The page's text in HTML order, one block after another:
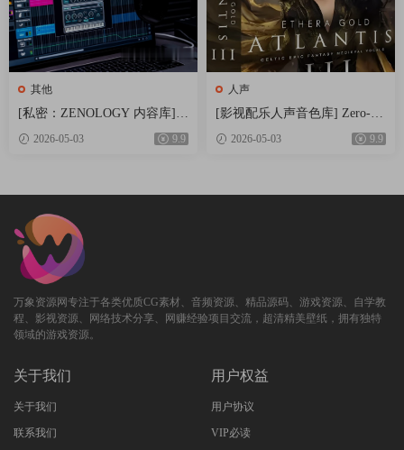
Multi-sampled Electric Guitars
MICRON FRETS includes samples of several electric guitar, each
with distinct articulations and techniques which suit best the sound.
amplifier sound and effects (Compressor or Eq) baked in. Each
Muted pick), and several velocity layers, from soft ghost notes to
sustains (except for the short staccato sound source). All guitars will
respond to legato when the fret position allows it, and some will
include slides or hammer on/pull off samples as special
articulations.
Fretboard visualisation.
We sampled all strings diatonically. And for each electric guitar
engine decide it for you.
teams, post-rock artists, and anyone looking for real guitar tone with
其他
[私密：ZENOLOGY 内容库] R
oland Cloud ZENOLOGY Conte
nt v2026.04-R2R [WiN]（1.93G
2026-05-03 9.9
人声
[影视配乐人声音色库] Zero-G
Ethera Gold Atlantis 3 v3.5.2 [K
2026-05-03 9.9
万象资源网专注于各类优质CG素材、音频资源、精品源码、游戏资源、自学教
程、影视资源、网络技术分享、网赚经验项目交流，超清精美壁纸，拥有独特
领域的游戏资源。
关于我们
关于我们
联系我们
用户权益
用户协议
VIP必读